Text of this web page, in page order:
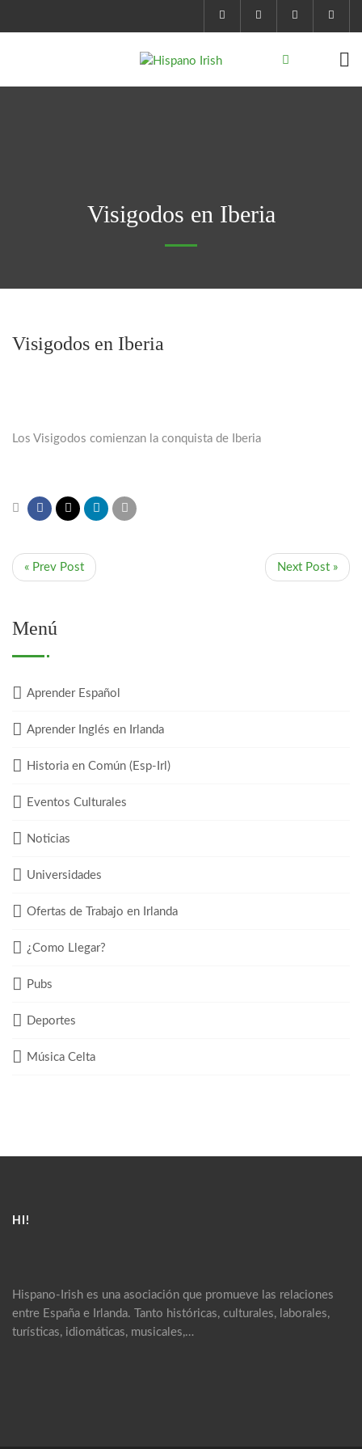
Visigodos en Iberia
Visigodos en Iberia
Los Visigodos comienzan la conquista de Iberia
« Prev Post Next Post »
Menú
Aprender Español
Aprender Inglés en Irlanda
Historia en Común (Esp-Irl)
Eventos Culturales
Noticias
Universidades
Ofertas de Trabajo en Irlanda
¿Como Llegar?
Pubs
Deportes
Música Celta
HI!
Hispano-Irish es una asociación que promueve las relaciones
entre España e Irlanda. Tanto históricas, culturales, laborales,
turísticas, idiomáticas, musicales,…